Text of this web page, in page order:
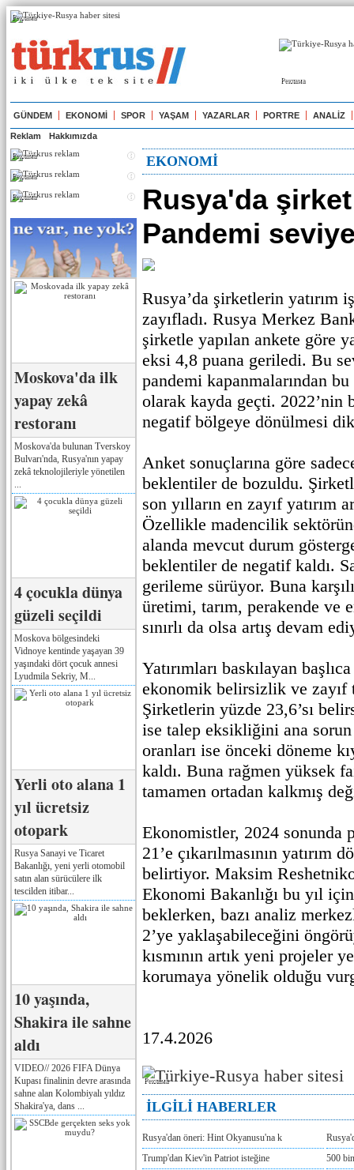
Реклама
Реклама
GÜNDEM EKONOMİ SPOR YAŞAM YAZARLAR PORTRE ANALİZ
Reklam Hakkımızda
Реклама
Реклама
Реклама
Moskova'da ilk
yapay zekâ
restoranı
Moskova'da bulunan Tverskoy
Bulvarı'nda, Rusya'nın yapay
zekâ teknolojileriyle yönetilen
4 çocukla dünya
güzeli seçildi
Moskova bölgesindeki
Vidnoye kentinde yaşayan 39
yaşındaki dört çocuk annesi
Lyudmila Sekriy, M...
Yerli oto alana 1
yıl ücretsiz
otopark
Rusya Sanayi ve Ticaret
Bakanlığı, yeni yerli otomobil
satın alan sürücülere ilk
tescilden itibar...
10 yaşında,
Shakira ile sahne
aldı
VIDEO// 2026 FIFA Dünya
Kupası finalinin devre arasında
sahne alan Kolombiyalı yıldız
Shakira'ya, dans ...
EKONOMİ
Rusya'da şirket
Pandemi
Rusya’da şirketlerin yatırım
zayıfladı. Rusya Merkez
şirketle yapılan ankete göre
eksi 4,8 puana geriledi. Bu
pandemi kapanmalarından
olarak kayda geçti. 2022’nin
negatif bölgeye dönülmesi
Anket sonuçlarına göre
beklentiler de bozuldu.
son yılların en zayıf yatırım
Özellikle madencilik
alanda mevcut durum
beklentiler de negatif kaldı.
gerileme sürüyor. Buna
üretimi, tarım, perakende ve
sınırlı da olsa artış devam
Yatırımları baskılayan
ekonomik belirsizlik ve zayıf
Şirketlerin yüzde 23,6’sı
ise talep eksikliğini ana
oranları ise önceki döneme
kaldı. Buna rağmen yüksek
tamamen ortadan kalkmış
Ekonomistler, 2024
21’e çıkarılmasının yatırım
belirtiyor. Maksim
Ekonomi Bakanlığı bu yıl
beklerken, bazı analiz
2’ye yaklaşabileceğini
kısmının artık yeni projeler
korumaya yönelik olduğu
17.4.2026
Реклама
İLGİLİ HABERLER
Rusya'dan öneri: Hint Okyanusu'na k
Trump'dan Kiev'in Patriot isteğine
500